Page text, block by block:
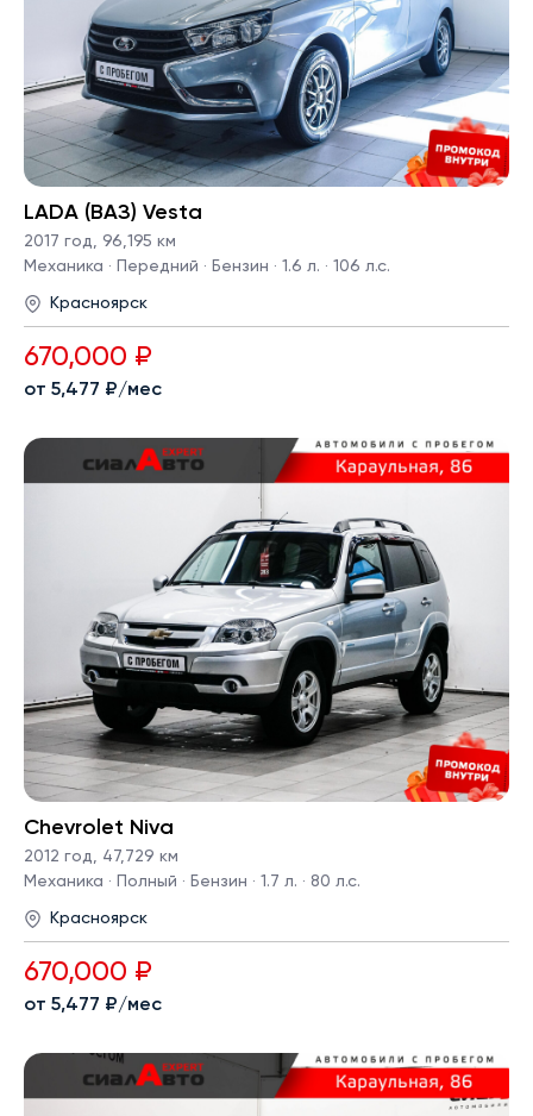
LADA (ВАЗ) Vesta
2017 год, 96,195 км
Механика · Передний · Бензин · 1.6 л. · 106 л.с.
Красноярск
670,000 ₽
от 5,477 ₽/мес
Chevrolet Niva
2012 год, 47,729 км
Механика · Полный · Бензин · 1.7 л. · 80 л.с.
Красноярск
670,000 ₽
от 5,477 ₽/мес